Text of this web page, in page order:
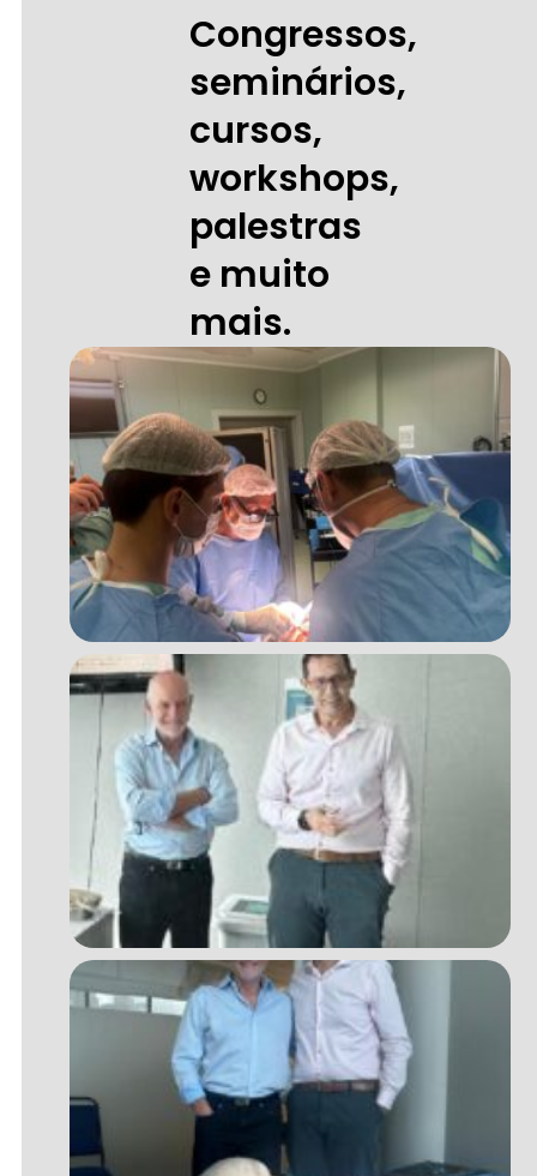
Congressos,
seminários,
cursos,
workshops,
palestras
e muito
mais.